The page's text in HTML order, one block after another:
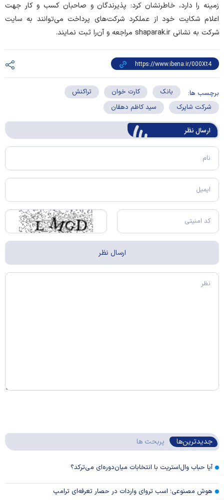
زمینه را دارد، خاطرنشان کرد: پذیرندگان و صاحبان کسب و کار جهت
اعلام شکایت خود از عملکرد شرکت‌های پرداخت می‌توانند به سایت
شرکت به نشانی shaparak.ir مراجعه و آن‌را ثبت نمایند.
برچسب ها: بانک کارت خوان
تراکنش
شرکت شاپرک
سید کاظم دهقان
ارسال‌ نظر
جدیدترین‌ها پربحث ها
آیا حباب وال‌استریت با انتخابات میان‌دوره‌ای می‌ترکد؟
هوش مصنوعی؛ اسب تروای واردات در حصار تعرفه‌ای ترامپ